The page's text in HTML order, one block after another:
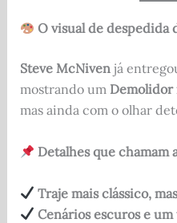
O visual de despedida
Steve McNivenjá
mostrando um Demolidor
mas ainda com o olhar
Detalhes que chamam
Traje mais clássico,
Cenários escuros e